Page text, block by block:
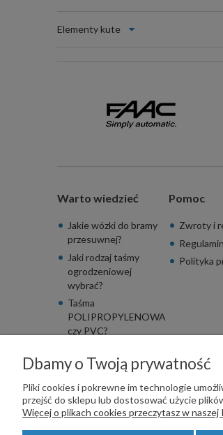
Elementy kute
Warto wiedzieć
Jakie wózki do bramy
przesuwnej?
Jaki rodzaj taśmy
ogrodzeniowej
wybrać?
Taśma
POLIPROPYLENOWA
czy PVC?
Pomoc
Zwroty i
Regulamin
Polityka
PŁATNOŚCI
Dbamy o Twoją prywatność
Pliki cookies i pokrewne im technologie
przejść do sklepu lub dostosować użycie
Więcej o plikach cookies przeczytasz w